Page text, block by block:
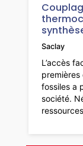
Saclay
L’accès
fossiles a
société.